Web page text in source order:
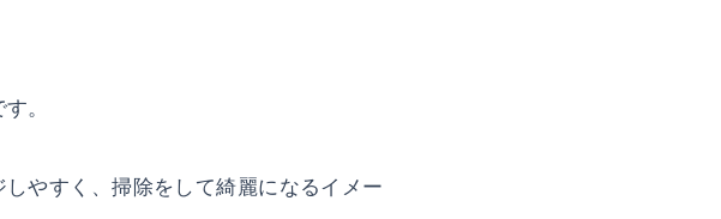
。
やすく、掃除をして綺麗になるイメー